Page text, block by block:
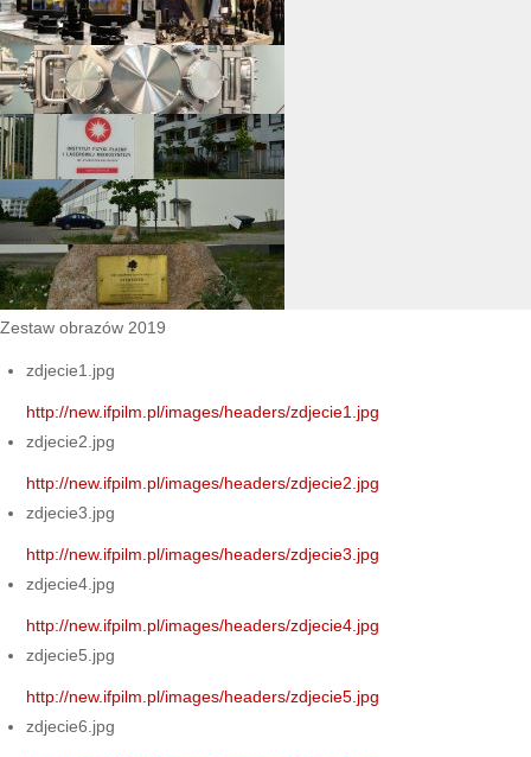
Zestaw obrazów 2019
zdjecie1.jpg
http://new.ifpilm.pl/images/headers/zdjecie1.jpg
zdjecie2.jpg
http://new.ifpilm.pl/images/headers/zdjecie2.jpg
zdjecie3.jpg
http://new.ifpilm.pl/images/headers/zdjecie3.jpg
zdjecie4.jpg
http://new.ifpilm.pl/images/headers/zdjecie4.jpg
zdjecie5.jpg
http://new.ifpilm.pl/images/headers/zdjecie5.jpg
zdjecie6.jpg